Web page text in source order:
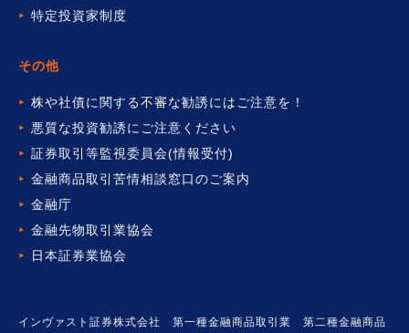
特定投資家制度
その他
株や社債に関する不審な勧誘には ご注意を！
悪質な投資勧誘にご注意ください
証券取引等監視委員会(情報受付)
金融商品取引苦情相談窓口のご案内
金融庁
金融先物取引業協会
日本証券業協会
インヴァスト証券株式会社 第一種金融商品取引業 第二種金融商品